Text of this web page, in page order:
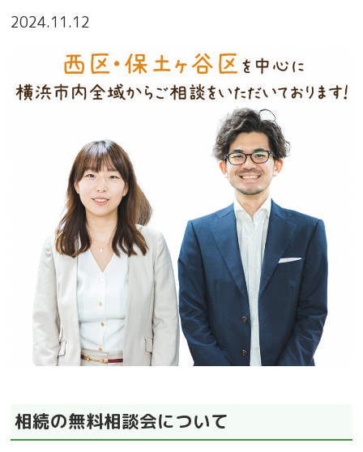
2024.11.12
相続の無料相談会について